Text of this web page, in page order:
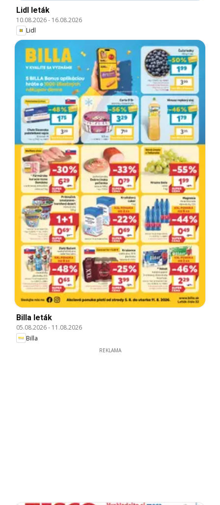
Lidl leták
10.08.2026- 16.08.2026
Lidl
Billa leták
05.08.2026- 11.08.2026
Billa
REKLAMA